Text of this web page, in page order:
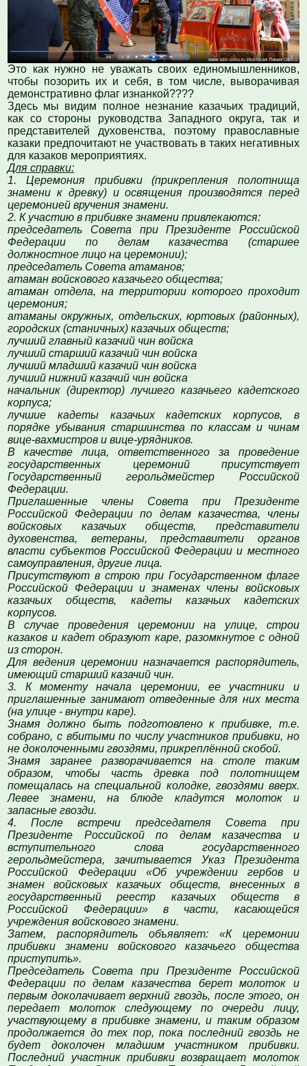
Это как нужно не уважать своих единомышленников,
чтобы позорить их и себя, в том числе, выворачивая
демонстративно флаг изнанкой????
Здесь мы видим полное незнание казачьих традиций,
как со стороны руководства Западного округа, так и
представителей духовенства, поэтому православные
казаки предпочитают не участвовать в таких негативных
для казаков мероприятиях.
Для справки:
1. Церемония прибивки (прикрепления полотнища
знамени к древку) и освящения производятся перед
церемонией вручения знамени.
2. К участию в прибивке знамени привлекаются:
председатель Совета при Президенте Российской
Федерации по делам казачества (старшее
должностное лицо на церемонии);
председатель Совета атаманов;
атаман войскового казачьего общества;
атаман отдела, на территории которого проходит
церемония;
атаманы окружных, отдельских, юртовых (районных),
городских (станичных) казачьих обществ;
лучший главный казачий чин войска
лучший старший казачий чин войска
лучший младший казачий чин войска
лучший нижний казачий чин войска
начальник (директор) лучшего казачьего кадетского
корпуса;
лучшие кадеты казачьих кадетских корпусов, в
порядке убывания старшинства по классам и чинам
вице-вахмистров и вице-урядников.
В качестве лица, ответственного за проведение
государственных церемоний присутствует
Государственный герольдмейстер Российской
Федерации.
Приглашенные члены Совета при Президенте
Российской Федерации по делам казачества, члены
войсковых казачьих обществ, представители
духовенства, ветераны, представители органов
власти субъектов Российской Федерации и местного
самоуправления, другие лица.
Присутствуют в строю при Государственном флаге
Российской Федерации и знаменах члены войсковых
казачьих обществ, кадеты казачьих кадетских
корпусов.
В случае проведения церемонии на улице, строи
казаков и кадет образуют каре, разомкнутое с одной
из сторон.
Для ведения церемонии назначается распорядитель,
имеющий старший казачий чин.
3. К моменту начала церемонии, ее участники и
приглашенные занимают отведенные для них места
(на улице - внутри каре).
Знамя должно быть подготовлено к прибивке, т.е.
собрано, с вбитыми по числу участников прибивки, но
не доколоченными гвоздями, прикреплённой скобой.
Знамя заранее разворачивается на столе таким
образом, чтобы часть древка под полотнищем
помещалась на специальной колодке, гвоздями вверх.
Левее знамени, на блюде кладутся молоток и
запасные гвозди.
4. После встречи председателя Совета при
Президенте Российской по делам казачества и
вступительного слова государственного
герольдмейстера, зачитывается Указ Президента
Российской Федерации «Об учреждении гербов и
знамен войсковых казачьих обществ, внесенных в
государственный реестр казачьих обществ в
Российской Федерации» в части, касающейся
учреждения войскового знамени.
Затем, распорядитель объявляет: «К церемонии
прибивки знамени войскового казачьего общества
приступить».
Председатель Совета при Президенте Российской
Федерации по делам казачества берет молоток и
первым доколачивает верхний гвоздь, после этого, он
передает молоток следующему по очереди лицу,
участвующему в прибивке знамени, и таким образом
продолжается до тех пор, пока последний гвоздь не
будет доколочен младшим участником прибивки.
Последний участник прибивки возвращает молоток